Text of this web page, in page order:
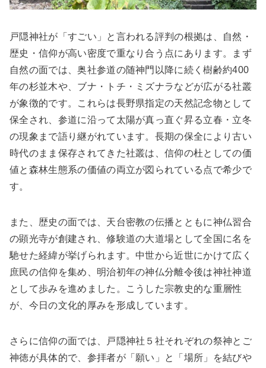
戸隠神社が「すごい」と言われる評判の根拠は、自然・
歴史・信仰が高い密度で重なり合う点にあります。まず
自然の面では、奥社参道の随神門以降に続く樹齢約400
年の杉並木や、ブナ・トチ・ミズナラなどが広がる社叢
が象徴的です。これらは長野県指定の天然記念物として
保全され、参道に沿って太陽が真っ直ぐ昇る立春・立冬
の現象まで語り継がれています。長期の保全により古い
時代のまま保存されてきた社叢は、信仰の杜としての価
値と森林生態系の価値の両立が図られている点で希少で
す。
また、歴史の面では、天台密教の伝播とともに神仏習合
の顕光寺が創建され、修験道の大道場として全国に名を
馳せた経緯が挙げられます。中世から近世にかけて広く
庶民の信仰を集め、明治初年の神仏分離令後は神社神道
として歩みを進めました。こうした宗教史的な重層性
が、今日の文化的厚みを形成しています。
さらに信仰の面では、戸隠神社５社それぞれの祭神とご
神徳が具体的で、参拝者が「願い」と「場所」を結びや